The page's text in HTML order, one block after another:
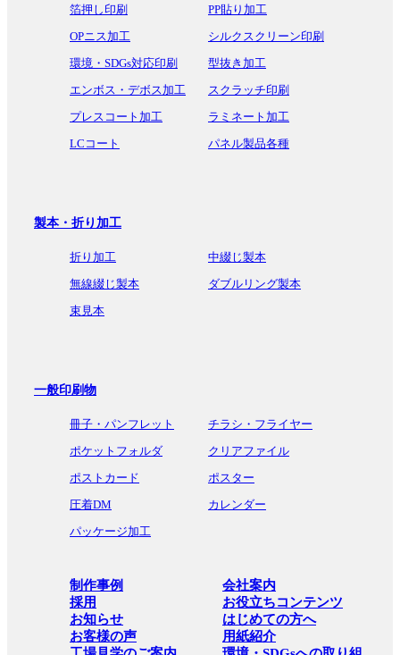
箔押し印刷
PP貼り加工
OPニス加工
シルクスクリーン印刷
環境・SDGs対応印刷
型抜き加工
エンボス・デボス加工
スクラッチ印刷
プレスコート加工
ラミネート加工
LCコート
パネル製品各種
製本・折り加工
折り加工
中綴じ製本
無線綴じ製本
ダブルリング製本
束見本
一般印刷物
冊子・パンフレット
チラシ・フライヤー
ポケットフォルダ
クリアファイル
ポストカード
ポスター
圧着DM
カレンダー
パッケージ加工
制作事例
会社案内
採用
お役立ちコンテンツ
お知らせ
はじめての方へ
お客様の声
用紙紹介